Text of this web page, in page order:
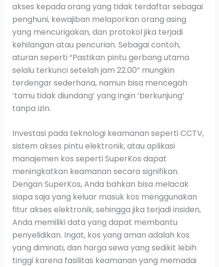
akses kepada orang yang tidak terdaftar sebagai
penghuni, kewajiban melaporkan orang asing
yang mencurigakan, dan protokol jika terjadi
kehilangan atau pencurian. Sebagai contoh,
aturan seperti “Pastikan pintu gerbang utama
selalu terkunci setelah jam 22.00” mungkin
terdengar sederhana, namun bisa mencegah
‘tamu tidak diundang’ yang ingin ‘berkunjung’
tanpa izin.
Investasi pada teknologi keamanan seperti CCTV,
sistem akses pintu elektronik, atau aplikasi
manajemen kos seperti SuperKos dapat
meningkatkan keamanan secara signifikan.
Dengan SuperKos, Anda bahkan bisa melacak
siapa saja yang keluar masuk kos menggunakan
fitur akses elektronik, sehingga jika terjadi insiden,
Anda memiliki data yang dapat membantu
penyelidikan. Ingat, kos yang aman adalah kos
yang diminati, dan harga sewa yang sedikit lebih
tinggi karena fasilitas keamanan yang memadai